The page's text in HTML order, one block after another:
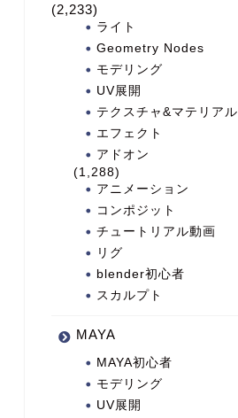
(2,233)
ライト
Geometry Nodes
モデリング
UV展開
テクスチャ&マテリアル
エフェクト
アドオン
(1,288)
アニメーション
コンポジット
チュートリアル動画
リグ
blender初心者
スカルプト
MAYA
MAYA初心者
モデリング
UV展開